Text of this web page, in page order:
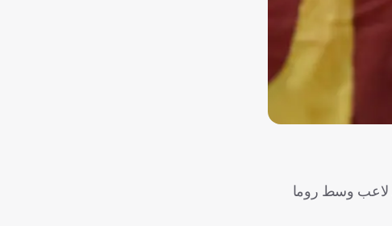
لاعب وسط روما